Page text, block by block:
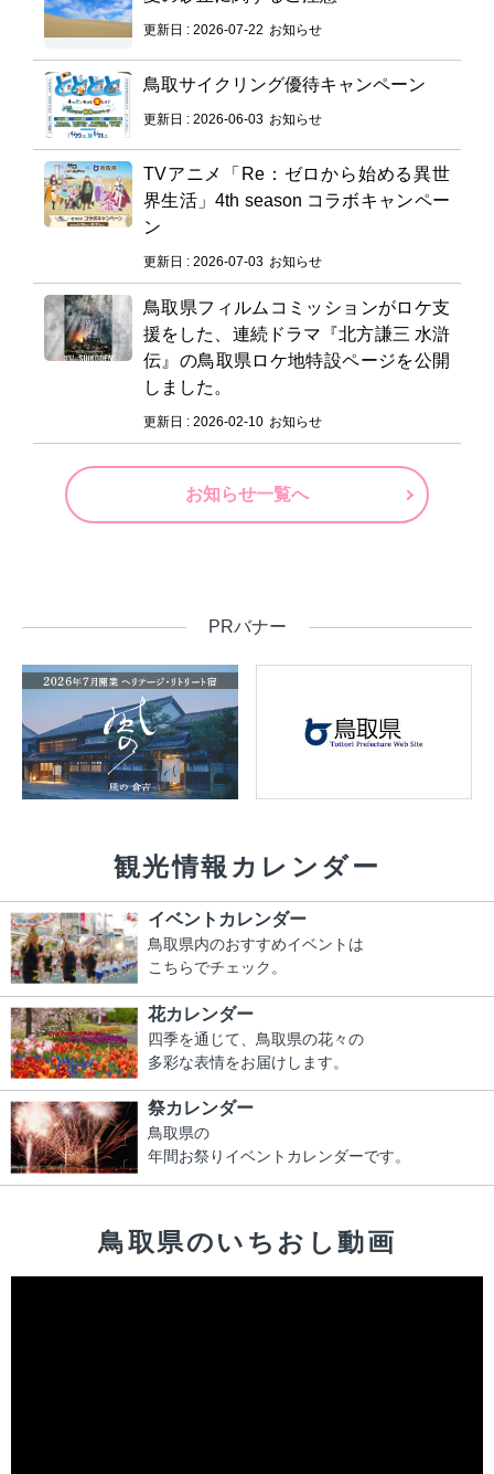
更新日 : 2026-07-22 お知らせ
鳥取サイクリング優待キャンペーン
更新日 : 2026-06-03 お知らせ
TVアニメ「Re：ゼロから始める異世
界生活」4th season コラボキャンペー
ン
更新日 : 2026-07-03 お知らせ
鳥取県フィルムコミッションがロケ支
援をした、連続ドラマ『北方謙三 水滸
伝』の鳥取県ロケ地特設ページを公開
しました。
更新日 : 2026-02-10 お知らせ
お知らせ一覧へ
PRバナー
観光情報カレンダー
イベントカレンダー
鳥取県内のおすすめイベントは
こちらでチェック。
花カレンダー
四季を通じて、鳥取県の花々の
多彩な表情をお届けします。
祭カレンダー
鳥取県の
年間お祭りイベントカレンダーです。
鳥取県のいちおし動画